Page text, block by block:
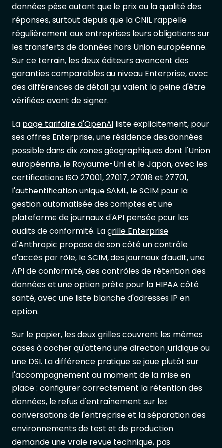
données pèse autant que le prix ou la qualité des
réponses, surtout depuis que la CNIL rappelle
régulièrement aux entreprises leurs obligations sur
les transferts de données hors Union européenne.
Sur ce terrain, les deux éditeurs avancent des
garanties comparables au niveau Enterprise, avec
des différences de détail qui valent la peine d'être
vérifiées avant de signer.
La page tarifaire d'OpenAI liste explicitement, pour
ses offres Enterprise, une résidence des données
possible dans dix zones géographiques dont l'Union
européenne, le Royaume-Uni et le Japon, avec les
certifications ISO 27001, 27017, 27018 et 27701,
l'authentification unique SAML, le SCIM pour la
gestion automatisée des comptes et une
plateforme de journaux d'API pensée pour les
audits de conformité. Lagrille Enterprise
d'Anthropic propose de son côté un contrôle
d'accès par rôle, le SCIM, des journaux d'audit, une
API de conformité, des contrôles de rétention des
données et une option prête pour la HIPAA côté
santé, avec une liste blanche d'adresses IP en
option.
Sur le papier, les deux grilles couvrent les mêmes
cases à cocher qu'attend une direction juridique ou
une DSI. La différence pratique se joue plutôt sur
l'accompagnement au moment de la mise en
place : configurer correctement la rétention des
données, le refus d'entraînement sur les
conversations de l'entreprise et la séparation des
environnements de test et de production
demande une vraie revue technique, pas